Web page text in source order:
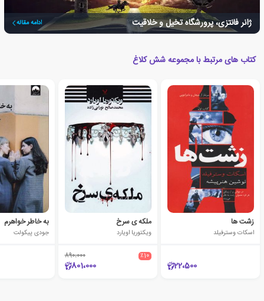
ژانر فانتزی، پرورشگاه تخیل و خلاقیت ادامه مقاله
کتاب های مرتبط با مجموعه شش کلاغ
زشت ها
اسکات وسترفیلد
22،500
ملکه ی سرخ
ویکتوریا اویارد
٪10 890،000
801،000
به خاطر خواهرم
جودی پیکولت